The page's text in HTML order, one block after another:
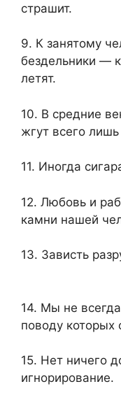
страшит.
9. К занятому
бездельники —
летят.
10. В средние
жгут всего
11. Иногда
12. Любовь и
камни нашей
13. Зависть
14. Мы не
поводу
15. Нет ничего
игнорирование.